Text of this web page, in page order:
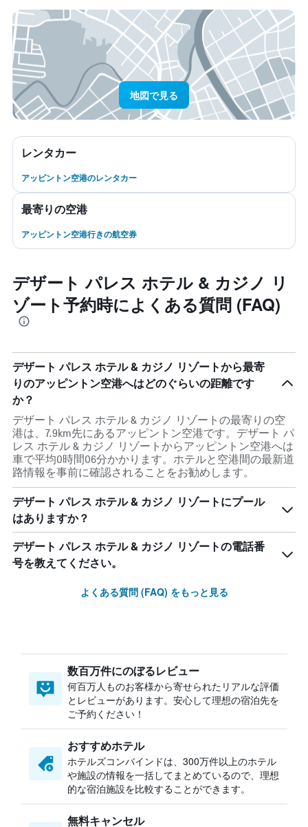
地図で見る
レンタカー
アッピントン空港のレンタカー
最寄りの空港
アッピントン空港行きの航空券
デザート パレス ホテル & カジノ リ
ゾート予約時によくある質問 (FAQ)
デザート パレス ホテル & カジノ リゾートから最寄
りのアッピントン空港へはどのぐらいの距離です
か？
デザート パレス ホテル & カジノ リゾートの最寄りの空
港は、7.9km先にあるアッピントン空港です。デザート パ
レス ホテル & カジノ リゾートからアッピントン空港へは
車で平均0時間06分かかります。ホテルと空港間の最新道
路情報を事前に確認されることをお勧めします。
デザート パレス ホテル & カジノ リゾートにプール
はありますか？
デザート パレス ホテル & カジノ リゾートの電話番
号を教えてください。
よくある質問 (FAQ) をもっと見る
数百万件にのぼるレビュー
何百万人ものお客様から寄せられたリアルな評価
とレビューがあります。安心して理想の宿泊先を
ご予約ください！
おすすめホテル
ホテルズコンバインドは、300万件以上のホテル
や施設の情報を一括してまとめているので、理想
的な宿泊施設を比較することができます。
無料キャンセル